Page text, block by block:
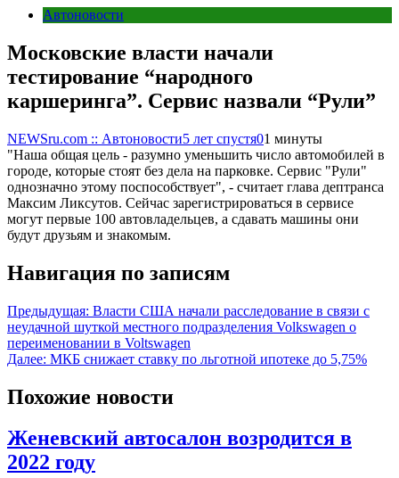
Автоновости
Московские власти начали
тестирование “народного
каршеринга”. Сервис назвали “Рули”
NEWSru.com :: Автоновости5 лет спустя01 минуты
"Наша общая цель - разумно уменьшить число автомобилей в
городе, которые стоят без дела на парковке. Сервис "Рули"
однозначно этому поспособствует", - считает глава дептранса
Максим Ликсутов. Сейчас зарегистрироваться в сервисе
могут первые 100 автовладельцев, а сдавать машины они
будут друзьям и знакомым.
Навигация по записям
Предыдущая: Власти США начали расследование в связи с
неудачной шуткой местного подразделения Volkswagen о
переименовании в Voltswagen
Далее: МКБ снижает ставку по льготной ипотеке до 5,75%
Похожие новости
Женевский автосалон возродится в
2022 году